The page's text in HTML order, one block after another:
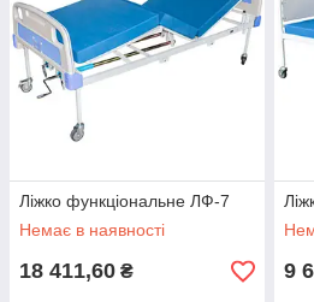
Ліжко функціональне ЛФ-7
Немає в наявності
18 411,60 ₴ 9